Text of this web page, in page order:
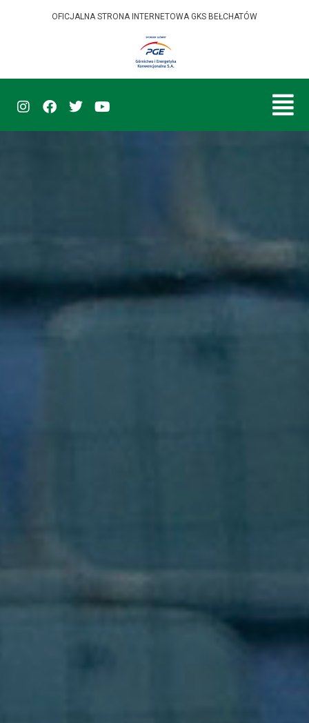
OFICJALNA STRONA INTERNETOWA GKS BEŁCHATÓW